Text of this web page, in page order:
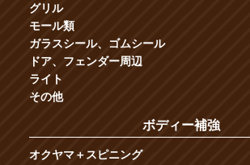
グリル
モール類
ガラスシール、ゴムシール
ドア、フェンダー周辺
ライト
その他
ボディー補強
オクヤマ＋スピニング